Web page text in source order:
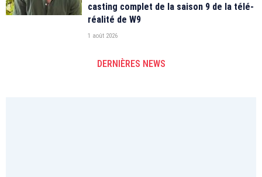
casting complet de la saison 9 de la télé-
réalité de W9
1 août 2026
DERNIÈRES NEWS